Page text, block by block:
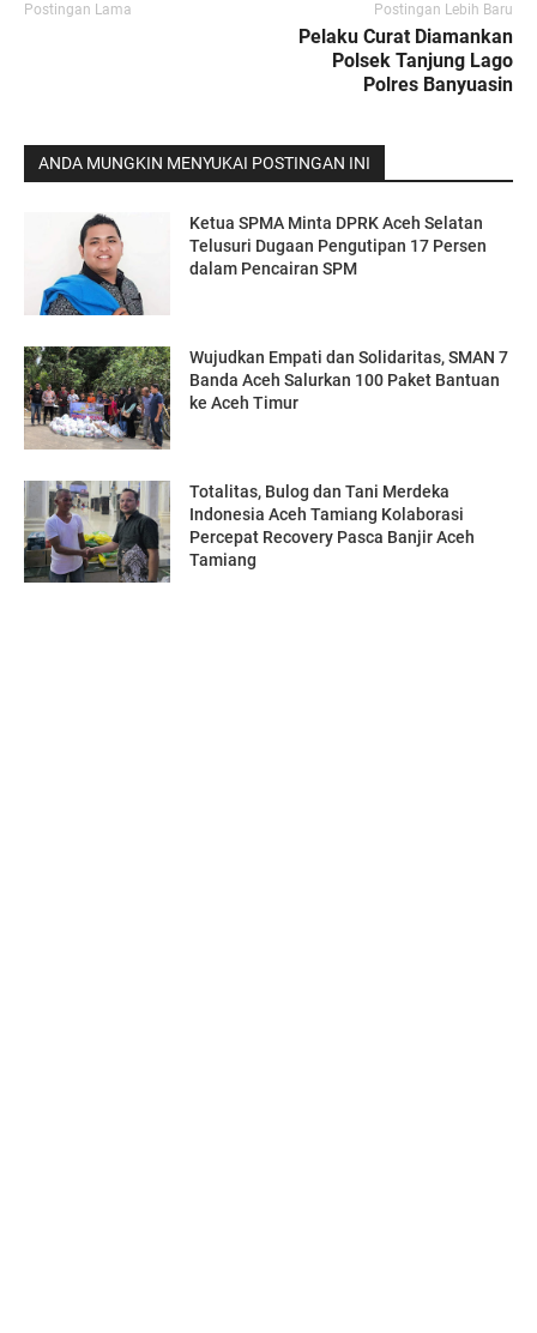
Postingan Lama Postingan Lebih Baru
Pelaku Curat Diamankan
Polsek Tanjung Lago
Polres Banyuasin
ANDA MUNGKIN MENYUKAI POSTINGAN INI
Ketua SPMA Minta DPRK Aceh Selatan
Telusuri Dugaan Pengutipan 17 Persen
dalam Pencairan SPM
Wujudkan Empati dan Solidaritas, SMAN 7
Banda Aceh Salurkan 100 Paket Bantuan
ke Aceh Timur
Totalitas, Bulog dan Tani Merdeka
Indonesia Aceh Tamiang Kolaborasi
Percepat Recovery Pasca Banjir Aceh
Tamiang